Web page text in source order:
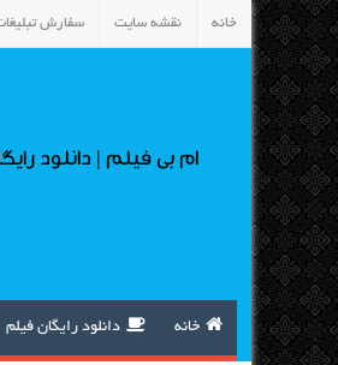
خانه نقشه سایت سفارش
ام بی فیلم | دانلود
خانه دانلود رایگان فیلم